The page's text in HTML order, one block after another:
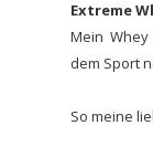
Extreme
Mein
dem Sport
So meine